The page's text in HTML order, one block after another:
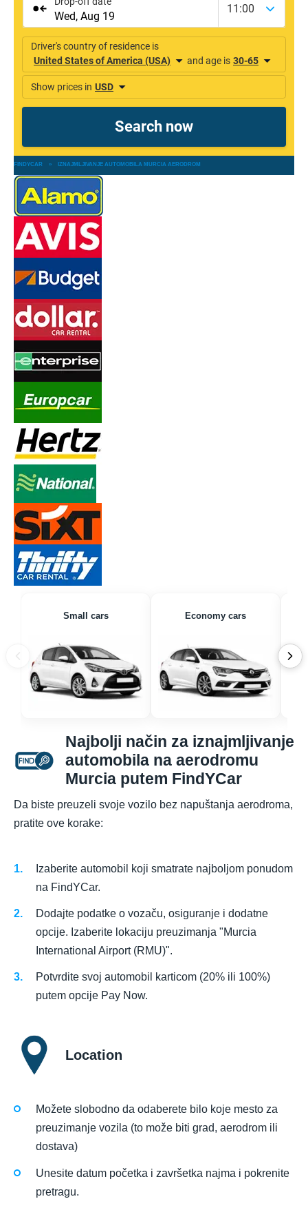
FINDYCAR » IZNAJMLJIVANJE AUTOMOBILA MURCIA AERODROM
Small cars Economy cars
Najbolji način za iznajmljivanje
automobila na aerodromu
Murcia putem FindYCar
Da biste preuzeli svoje vozilo bez napuštanja aerodroma,
pratite ove korake:
Izaberite automobil koji smatrate najboljom ponudom
na FindYCar.
Dodajte podatke o vozaču, osiguranje i dodatne
opcije. Izaberite lokaciju preuzimanja "Murcia
International Airport (RMU)".
Potvrdite svoj automobil karticom (20% ili 100%)
putem opcije Pay Now.
Location
Možete slobodno da odaberete bilo koje mesto za
preuzimanje vozila (to može biti grad, aerodrom ili
dostava)
Unesite datum početka i završetka najma i pokrenite
pretragu.